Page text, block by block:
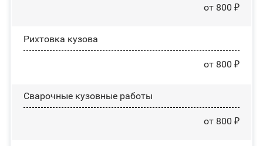
от 800 ₽
Рихтовка кузова
от 800 ₽
Сварочные кузовные работы
от 800 ₽